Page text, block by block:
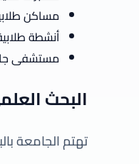
مساكن
أنشطة
مستشفى
البحث
تهتم الجامعة